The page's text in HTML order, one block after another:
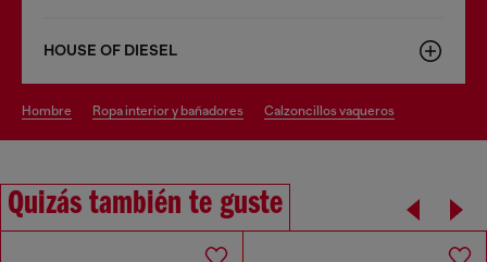
HOUSE OF DIESEL
hombre ropa interior y bañadores calzoncillos vaqueros
Quizás también te guste